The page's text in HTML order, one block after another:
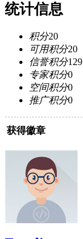
统计信息
积分20
可用积分20
信誉积分129
专家积分0
空间积分0
推广积分0
获得徽章